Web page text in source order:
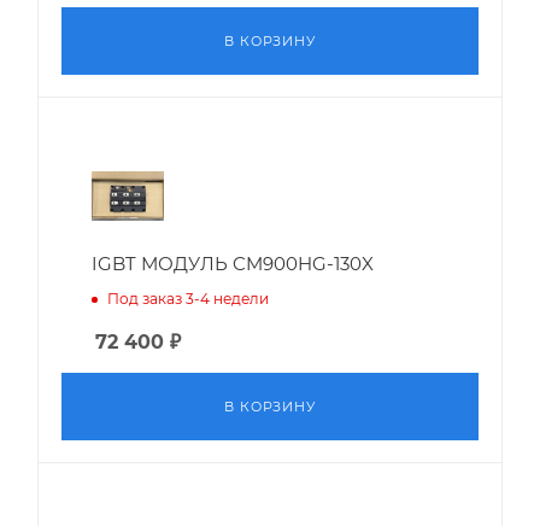
В КОРЗИНУ
IGBT МОДУЛЬ CM900HG-130X
Под заказ 3-4 недели
72 400 ₽
В КОРЗИНУ